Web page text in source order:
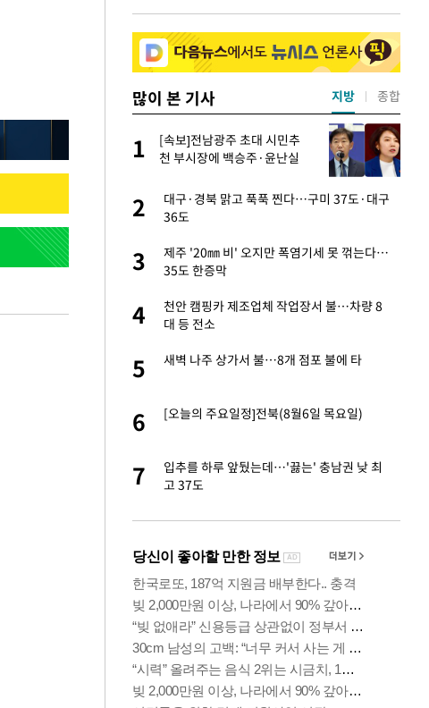
많이 본 기사
타 2세
대 올라…많이 걱정
1
[속보]전남광주 초대 시민추
천 부시장에 백승주·윤난실
2
대구·경북 맑고 푹푹 찐다…구미 37도·대구
36도
3
제주 '20㎜ 비' 오지만 폭염기세 못 꺾는다…
35도 한증막
4
천안 캠핑카 제조업체 작업장서 불…차량 8
대 등 전소
5 새벽 나주 상가서 불…8개 점포 불에 타
6 [오늘의 주요일정]전북(8월6일 목요일)
7
입추를 하루 앞뒀는데…'끓는' 충남권 낮 최
고 37도
지방 종합